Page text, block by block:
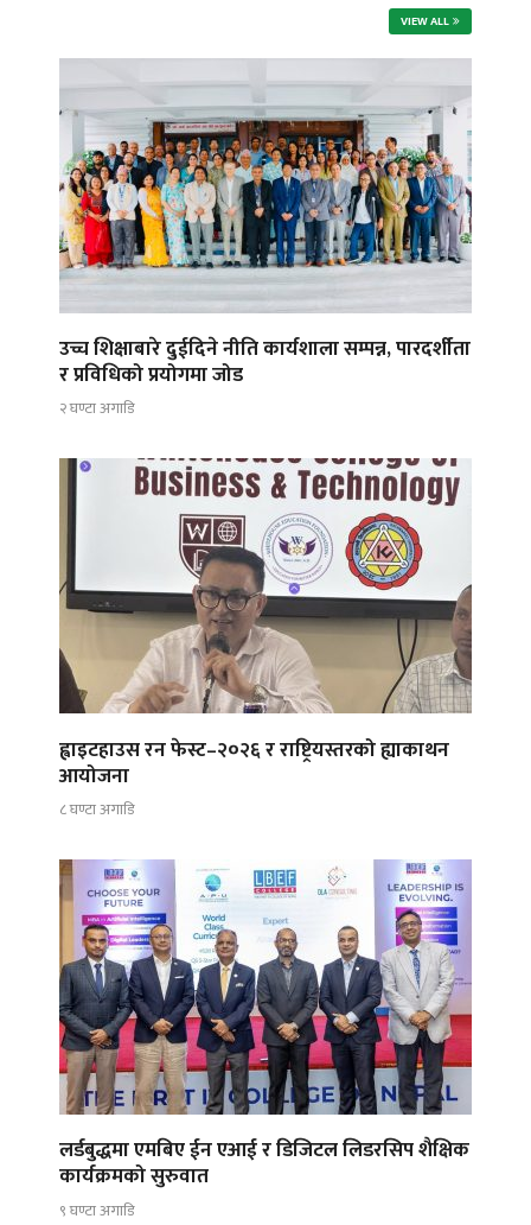
VIEW ALL
उच्च शिक्षाबारे दुईदिने नीति कार्यशाला सम्पन्न, पारदर्शीता
र प्रविधिको प्रयोगमा जोड
२ घण्टा अगाडि
ह्वाइटहाउस रन फेस्ट–२०२६ र राष्ट्रियस्तरको ह्याकाथन
आयोजना
८ घण्टा अगाडि
लर्डबुद्धमा एमबिए ईन एआई र डिजिटल लिडरसिप शैक्षिक
कार्यक्रमको सुरुवात
९ घण्टा अगाडि